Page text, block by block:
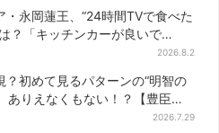
・永岡蓮王、“24時間TVで食べた
？「キッチンカーが良いで
2026.8.2
？初めて見るパターンの“明智の
ありえなくもない！？【豊臣兄
2026.7.29